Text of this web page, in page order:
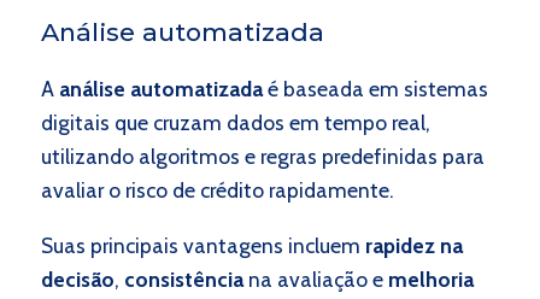
Análise automatizada
A análise automatizadaé baseada em sistemas
digitais que cruzam dados em tempo real,
utilizando algoritmos e regras predefinidas para
avaliar o risco de crédito rapidamente.
Suas principais vantagens incluem rapidez na
decisão, consistênciana avaliação e melhoria